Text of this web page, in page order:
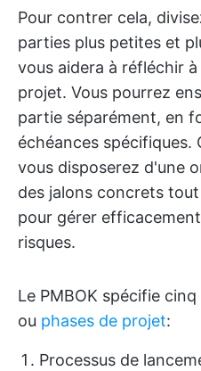
Pour contrer cela,
parties plus petites et
vous aidera à réfléchir
projet. Vous pourrez
partie séparément, en
échéances spécifiques.
vous disposerez d'une
des jalons concrets
pour gérer
risques.
Le PMBOK spécifie
ou phases de projet:
Processus de